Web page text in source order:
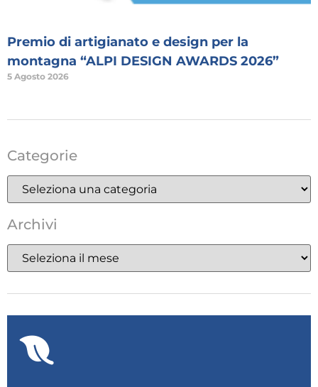
Premio di artigianato e design per la
montagna “ALPI DESIGN AWARDS 2026”
5 Agosto 2026
Categorie
Archivi